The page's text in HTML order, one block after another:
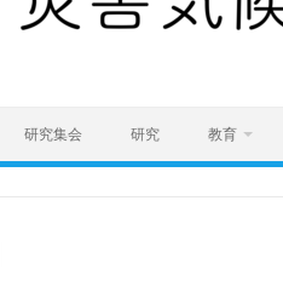
研究集会 研究 教育